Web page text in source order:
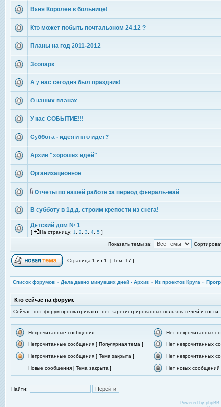
Ваня Королев в больнице!
Кто может побыть почтальоном 24.12 ?
Планы на год 2011-2012
Зоопарк
А у нас сегодня был праздник!
О наших планах
У нас СОБЫТИЕ!!!
Суббота - идея и кто идет?
Архив "хороших идей"
Организационное
Отчеты по нашей работе за период февраль-май
В субботу в 1д.д. строим крепости из снега!
Детский дом № 1
[ На страницу: 1 2 3 4 5 ]
Показать темы за:
Страница 1 из 1 [ Тем: 17 ]
Список форумов » Дела давно минувших дней - Архив » Из проектов Круга »
Кто сейчас на форуме
Сейчас этот форум просматривают: нет зарегистрированных пользователей и гости:
Непрочитанные сообщения Нет непрочитанных
Непрочитанные сообщения [ Популярная тема ] Нет непрочитанных
Непрочитанные сообщения [ Тема закрыта ] Нет непрочитанных
Новые сообщения [ Тема закрыта ] Нет новых сообщений
Найти:
Powered by phpBB